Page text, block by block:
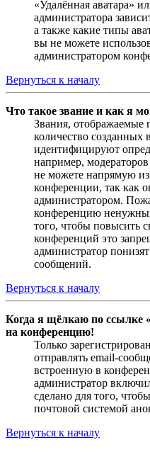
«Удалённая аватара»
администратора
а также какие типы
вы не можете
администратором
Вернуться к началу
Что такое звание и как я
Звания,
количество
идентифицируют
например,
не можете напрямую
конференции, так как
администратором.
конференцию
того, чтобы повысить
конференций это
администратор
сообщений.
Вернуться к началу
Когда я щёлкаю по ссылке
на конференцию!
Только
отправлять email-
встроенную в
администратор
сделано для того,
почтовой системой
Вернуться к началу